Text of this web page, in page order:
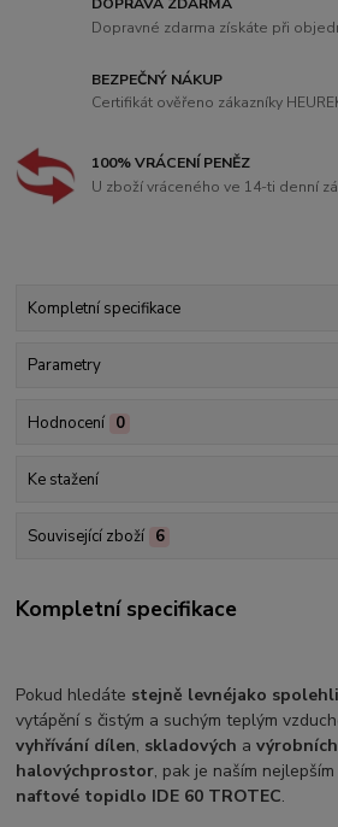
Dopravné zdarma získáte při
BEZPEČNÝ NÁKUP
Certifikát ověřeno zákazníky
100% VRÁCENÍ PENĚZ
U zboží vráceného ve 14-ti denní
Kompletní specifikace
Parametry
Hodnocení 0
Ke stažení
Související zboží 6
Kompletní specifikace
Pokud hledáte stejně levnéjako
vytápění s čistým a suchým teplým
vyhřívání dílen, skladových avýrobních
halovýchprostor, pak je naším
naftové topidlo IDE 60 TROTEC.